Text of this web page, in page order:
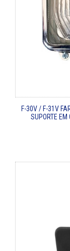
F-30V / F-31V
SUPORTE